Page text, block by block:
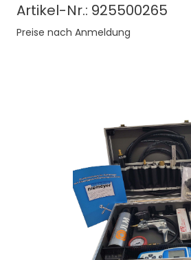
Artikel-Nr.: 925500265
Preise nach Anmeldung